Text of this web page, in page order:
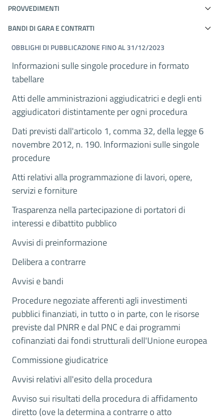
PROVVEDIMENTI
BANDI DI GARA E CONTRATTI
OBBLIGHI DI PUBBLICAZIONE FINO AL 31/12/2023
Informazioni sulle singole procedure in formato
tabellare
Atti delle amministrazioni aggiudicatrici e degli enti
aggiudicatori distintamente per ogni procedura
Dati previsti dall'articolo 1, comma 32, della legge 6
novembre 2012, n. 190. Informazioni sulle singole
procedure
Atti relativi alla programmazione di lavori, opere,
servizi e forniture
Trasparenza nella partecipazione di portatori di
interessi e dibattito pubblico
Avvisi di preinformazione
Delibera a contrarre
Avvisi e bandi
Procedure negoziate afferenti agli investimenti
pubblici finanziati, in tutto o in parte, con le risorse
previste dal PNRR e dal PNC e dai programmi
cofinanziati dai fondi strutturali dell'Unione europea
Commissione giudicatrice
Avvisi relativi all'esito della procedura
Avviso sui risultati della procedura di affidamento
diretto (ove la determina a contrarre o atto